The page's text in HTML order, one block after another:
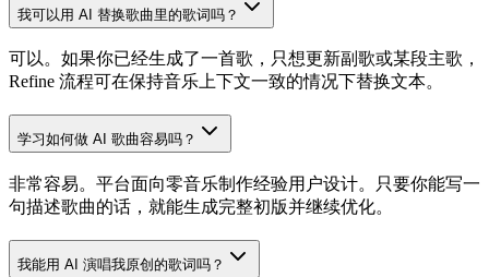
我可以用 AI 替换歌曲里的歌词吗？
可以。如果你已经生成了一首歌，只想更新副歌或某段主歌，
Refine 流程可在保持音乐上下文一致的情况下替换文本。
学习如何做 AI 歌曲容易吗？
非常容易。平台面向零音乐制作经验用户设计。只要你能写一
句描述歌曲的话，就能生成完整初版并继续优化。
我能用 AI 演唱我原创的歌词吗？